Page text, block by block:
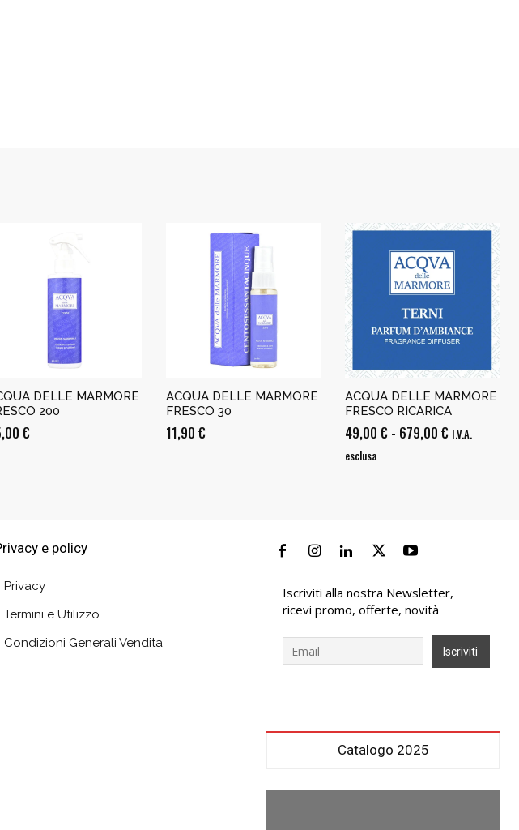
DELLE MARMORE
200
€
ACQUA DELLE MARMORE
FRESCO 30
11,90 €
ACQUA DELLE MARMORE
FRESCO RICARICA
49,00 € - 679,00 €Fascia
I.V.A.
esclusa
e policy
Privacy
Termini e Utilizzo
Condizioni Generali Vendita
Iscriviti alla nostra Newsletter,
ricevi promo, offerte, novità
Catalogo 2025